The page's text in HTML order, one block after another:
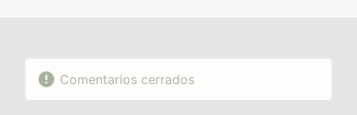
Comentarios cerrados